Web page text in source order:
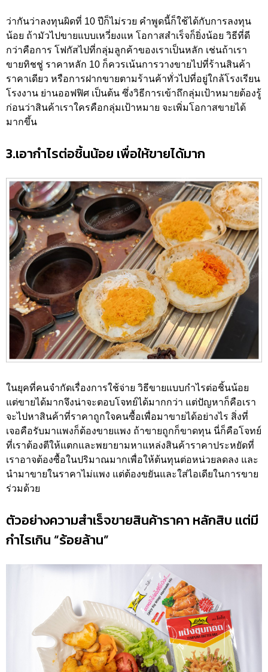
ว่ากันว่าลงทุนผิดที่ 10 ปีก็ไม่รวย คำพูดนี้ก็ใช้ได้กับการลงทุน
น้อย ถ้ามัวไปขายแบบเหวี่ยงแห โอกาสสำเร็จก็ยิ่งน้อย วิธีที่ดี
กว่าคือการ โฟกัสไปที่กลุ่มลูกค้าของเราเป็นหลัก เช่นถ้าเรา
ขายทิชชู่ ราคาหลัก 10 ก็ควรเน้นการวางขายไปที่ร้านสินค้า
ราคาเดียว หรือการฝากขายตามร้านค้าทั่วไปที่อยู่ใกล้โรงเรียน
โรงงาน ย่านออฟฟิศ เป็นต้น ซึ่งวิธีการเข้าถึกลุ่มเป้าหมายต้องรู้
ก่อนว่าสินค้าเราใครคือกลุ่มเป้าหมาย จะเพิ่มโอกาสขายได้
มากขึ้น
3.เอากำไรต่อชิ้นน้อย เพื่อให้ขายได้มาก
ในยุคที่คนจำกัดเรื่องการใช้จ่าย วิธีขายแบบกำไรต่อชิ้นน้อย
แต่ขายได้มากจึงน่าจะตอบโจทย์ได้มากกว่า แต่ปัญหาก็คือเรา
จะไปหาสินค้าที่ราคาถูกใจคนซื้อเพื่อมาขายได้อย่างไร สิ่งที่
เจอคือรับมาแพงก็ต้องขายแพง ถ้าขายถูกก็ขาดทุน นี่ก็คือโจทย์
ที่เราต้องตีให้แตกและพยายามหาแหล่งสินค้าราคาประหยัดที่
เราอาจต้องซื้อในปริมาณมากเพื่อให้ต้นทุนต่อหน่วยลดลง และ
นำมาขายในราคาไม่แพง แต่ต้องขยันและใส่ไอเดียในการขาย
ร่วมด้วย
ตัวอย่างความสำเร็จขายสินค้าราคา หลักสิบ แต่มี
กำไรเกิน “ร้อยล้าน”